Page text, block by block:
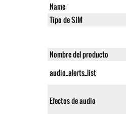
Name
Tipo de SIM
Nombre del producto
audio_alerts_list
Efectos de audio